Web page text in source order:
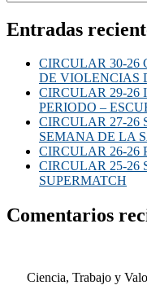
Entradas
CIRCULAR 30-26
DE VIOLENCIAS
CIRCULAR 29-26
PERIODO –
CIRCULAR 27-26
SEMANA DE LA
CIRCULAR 26-26
CIRCULAR 25-26
SUPERMATCH
Comentarios
Ciencia, Trabajo y